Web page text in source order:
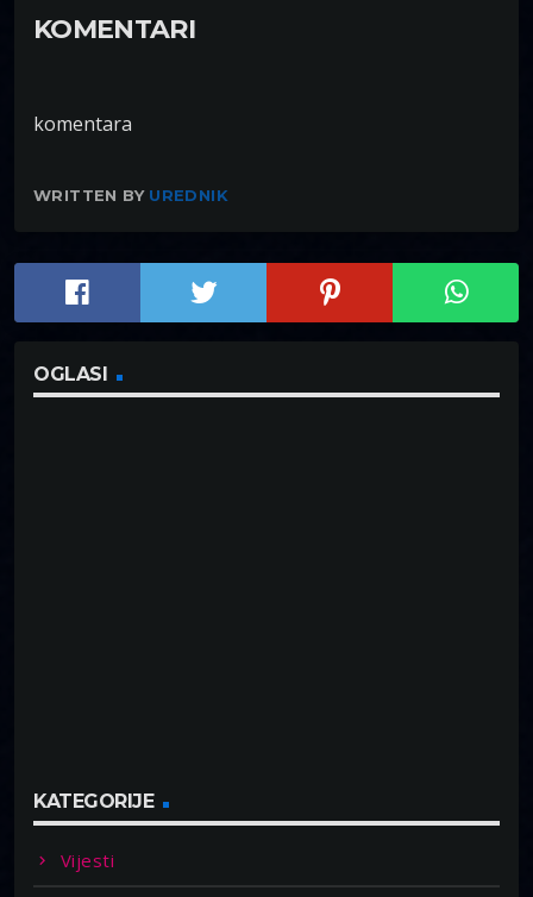
KOMENTARI
komentara
WRITTEN BY UREDNIK
OGLASI
KATEGORIJE
Vijesti